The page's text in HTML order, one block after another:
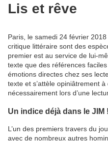
Lis et rêve
Paris, le samedi 24 février
critique littéraire sont des
premier est au service de lui-
texte que des références
émotions directes chez ses
texte et s’attèle opiniâtrement
nécessairement lors d’une
Un indice déjà dans le JIM !
L’un des premiers travers du
avec de nombreux autres